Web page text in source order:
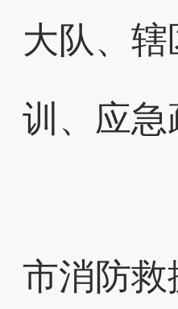
大队、
训、应
市消防